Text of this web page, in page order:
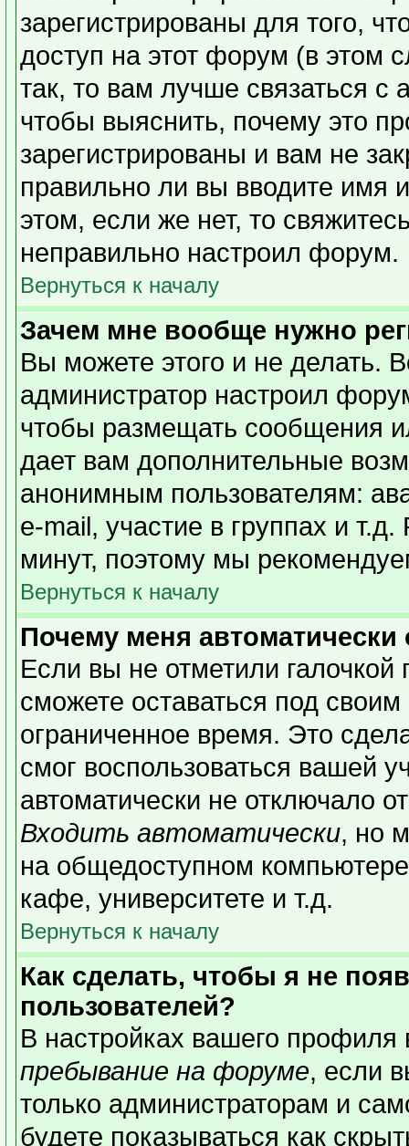
зарегистрированы для того,
доступ на этот форум (в этом
так, то вам лучше связаться
чтобы выяснить, почему это
зарегистрированы и вам не
правильно ли вы вводите
этом, если же нет, то
неправильно настроил форум.
Вернуться к началу
Зачем мне вообще нужно
Вы можете этого и не делать.
администратор настроил
чтобы размещать сообщения
дает вам дополнительные
анонимным пользователям:
e-mail, участие в группах и
минут, поэтому мы
Вернуться к началу
Почему меня автоматически
Если вы не отметили галочкой
сможете оставаться под
ограниченное время. Это
смог воспользоваться вашей
автоматически не отключало
Входить автоматически, но
на общедоступном
кафе, университете и т.д.
Вернуться к началу
Как сделать, чтобы я не
пользователей?
В настройках вашего
пребывание на форуме, если
только администраторам и
будете показываться как